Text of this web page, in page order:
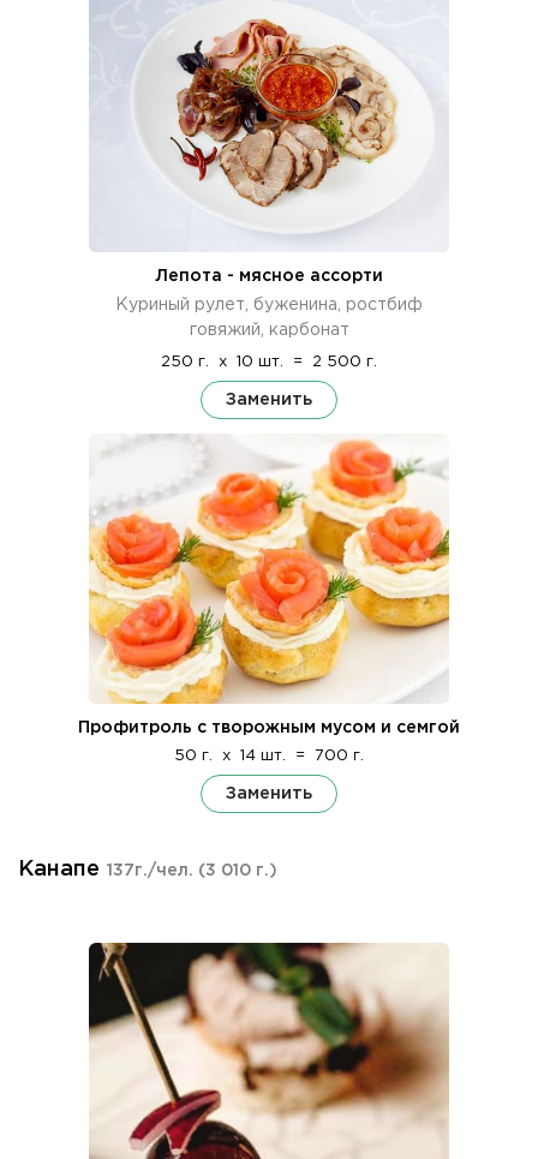
Лепота - мясное ассорти
Куриный рулет, буженина, ростбиф
говяжий, карбонат
250 г. x 10 шт. = 2 500 г.
Заменить
Профитроль с творожным мусом и семгой
50 г. x 14 шт. = 700 г.
Заменить
Канапе 137г./чел. (3 010 г.)